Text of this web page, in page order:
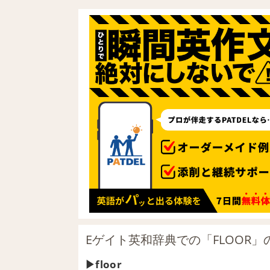
Eゲイト英和辞典での「FLOOR」
floor